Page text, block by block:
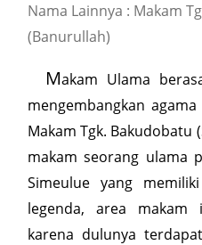
Nama Lainnya : Makam
(Banurullah)
Makam Ulama
mengembangkan
Makam Tgk. Bakudobatu
makam seorang ulama
Simeulue yang
legenda, area makam
karena dulunya